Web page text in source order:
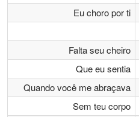
Eu choro por ti
Falta seu cheiro
Que eu sentia
Quando você me abraçava
Sem teu corpo